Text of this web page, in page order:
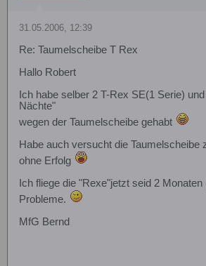
31.05.2006, 12:39
Re: Taumelscheibe T Rex
Hallo Robert
Ich habe selber 2 T-Rex SE(1 Serie)
Nächte"
wegen der Taumelscheibe gehabt
Habe auch versucht die Taumelscheibe
ohne Erfolg
Ich fliege die "Rexe"jetzt seid 2
Probleme.
MfG Bernd